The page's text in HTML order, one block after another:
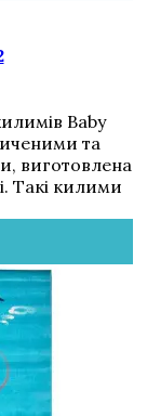
Baby
та
виготовлена
Такі килими